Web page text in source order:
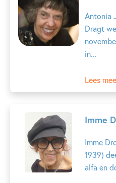
Antonia
Dragt
in...
Lees
Imme
Imme
1939)
alfa en